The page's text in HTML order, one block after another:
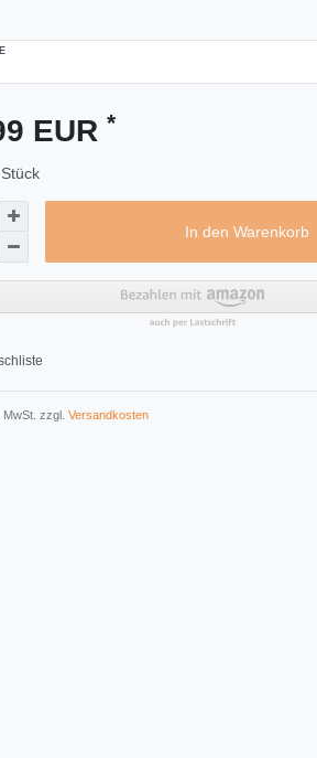
EUR *
Stück
In den Warenkorb
zzgl. Versandkosten